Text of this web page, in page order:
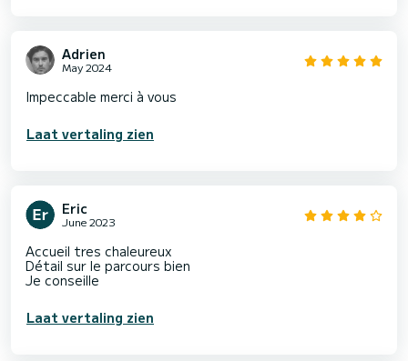
Adrien
May 2024
Impeccable merci à vous
Laat vertaling zien
Eric
June 2023
Accueil tres chaleureux
Détail sur le parcours bien
Je conseille
Laat vertaling zien